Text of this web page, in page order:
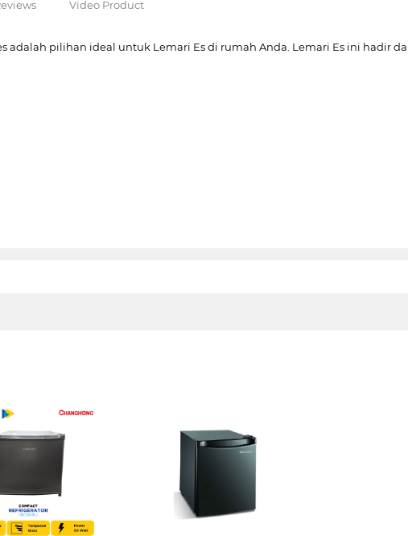
Video Product
adalah pilihan ideal untuk Lemari Es di rumah Anda. Lemari Es ini hadir